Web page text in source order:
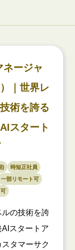
ネージャ
｜世界レ
術を誇る
スタート
)
時短正社員
一部リモート可
の技術を誇
AIスタートア
スタマーサク